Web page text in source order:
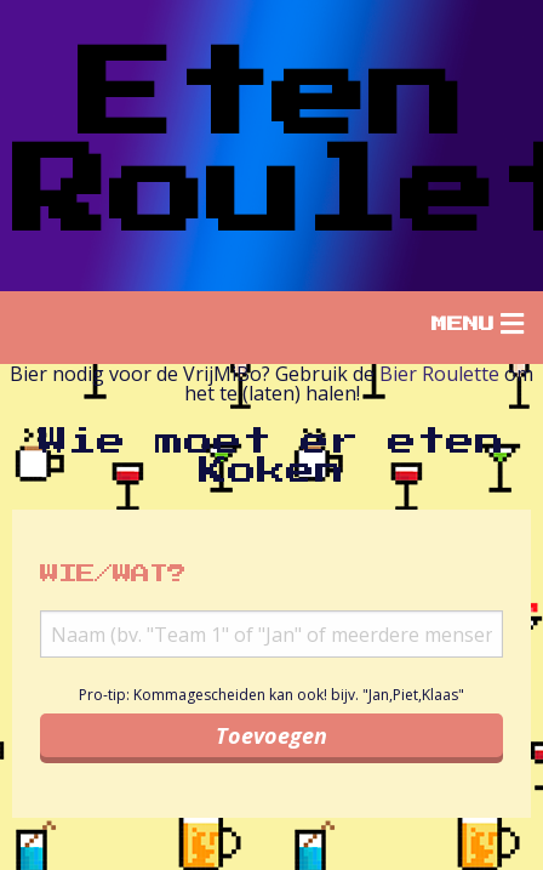
Eten
MENU
Bier nodig voor de VrijMiBo? Gebruik de Bier Roulette om
het te (laten) halen!
Wie moet er eten
Koken
WIE/WAT?
Pro-tip: Kommagescheiden kan ook! bijv. "Jan,Piet,Klaas"